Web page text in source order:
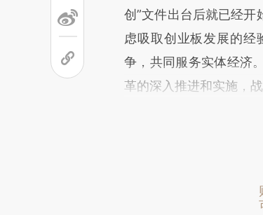
创”文件出台后就已经
虑吸取创业板发展的经
争，共同服务实体经济
革的深入推进和实施，